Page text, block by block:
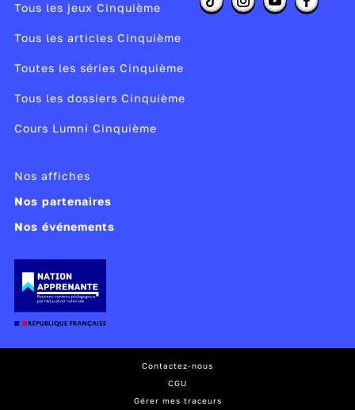
Tous les jeux Cinquième
Tous les articles Cinquième
Toutes les séries Cinquième
Tous les dossiers Cinquième
Cours Lumni Cinquième
Nos affiches
Nos partenaires
Nos événements
Contactez-nous
CGU
Gérer mes traceurs